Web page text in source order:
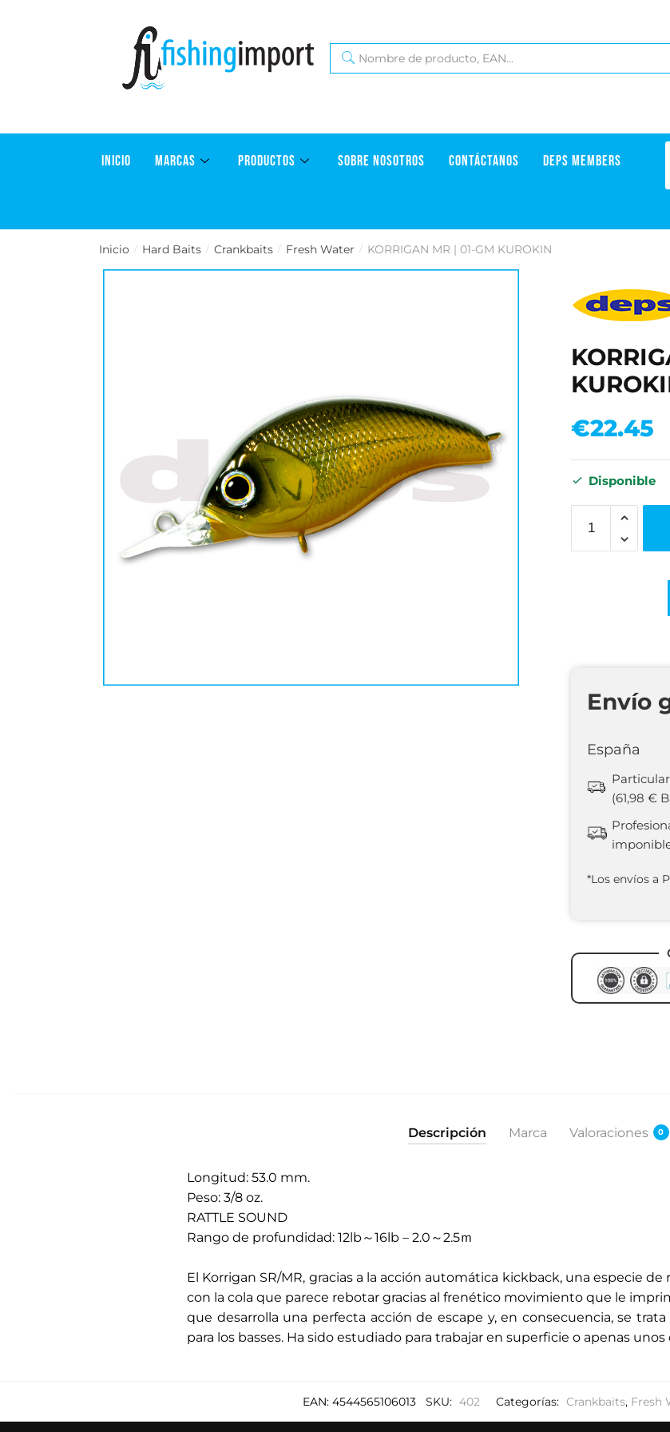
INICIO MARCAS PRODUCTOS SOBRE NOSOTROS CONTÁCTANOS DEPS MEMBERS
Inicio / Hard Baits / Crankbaits / Fresh Water / KORRIGAN MR | 01-GM KUROKIN
€22.45
Disponible
Envío
España
(61,98 €
*Los envíos a
Descripción Marca Valoraciones 0
Longitud: 53.0 mm.
Peso: 3/8 oz.
RATTLE SOUND
Rango de profundidad: 12lb～16lb – 2.0～2.5ｍ
El Korrigan SR/MR, gracias a la acción automática kickback, una especie
con la cola que parece rebotar gracias al frenético movimiento que le
que desarrolla una perfecta acción de escape y, en consecuencia, se
para los basses. Ha sido estudiado para trabajar en superficie o apenas
EAN: 4544565106013 SKU: 402 Categorías: Crankbaits, Fresh